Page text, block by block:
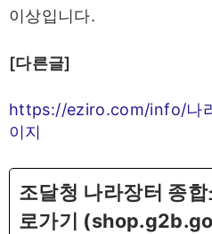
이상입니다.
[다른글]
https://eziro.com/info/나
이지
조달청 나라장터 종
로가기